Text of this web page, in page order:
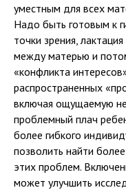
уместным для всех
Надо быть готовым к
точки зрения,
между матерью и
«конфликта
распространенных
включая ощущаемую
проблемный плач
более гибкого
позволить найти
этих проблем.
может улучшить